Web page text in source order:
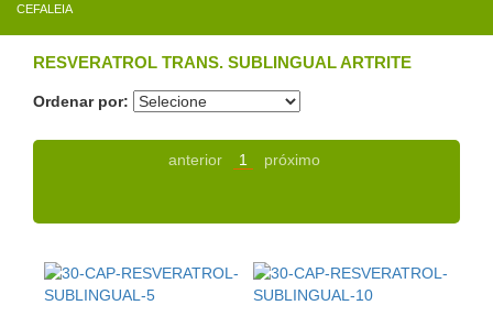
CEFALEIA
RESVERATROL TRANS. SUBLINGUAL ARTRITE
Ordenar por:
anterior 1 próximo